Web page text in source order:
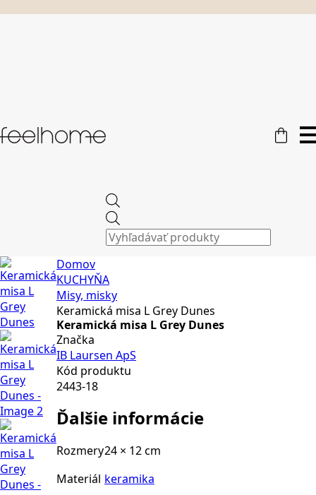
search
Domov
KUCHYŇA
Misy, misky
Keramická misa L Grey Dunes
Keramická misa L Grey Dunes
Značka
IB Laursen ApS
Kód produktu
2443-18
Ďalšie informácie
Rozmery24 × 12 cm
Materiál keramika